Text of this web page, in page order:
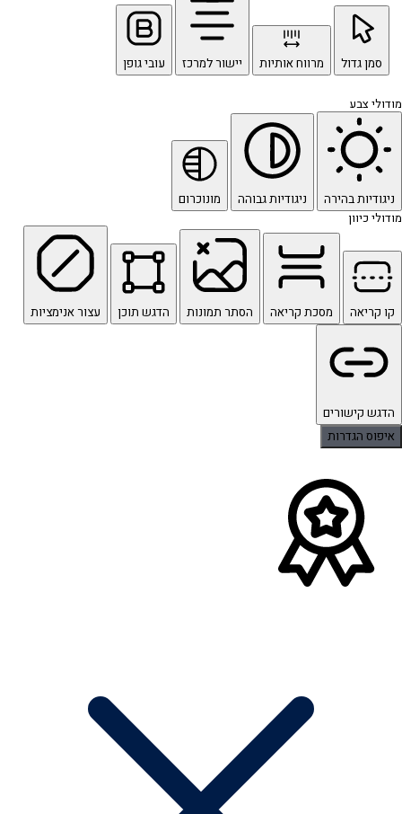
סמן גדול מרווח אותיות יישור למרכז עובי גופן
מודולי צבע
ניגודיות בהירה ניגודיות גבוהה מונוכרום
מודולי כיוון
קו קריאה מסכת קריאה הסתר תמונות הדגש תוכן עצור אנימציות
הדגש קישורים
איפוס הגדרות